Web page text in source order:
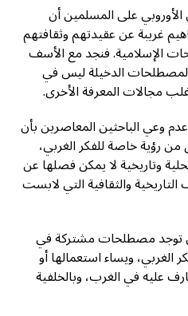
الأوروبي على المسلمين أن
غريبة عن عقيدتهم وثقافتهم
الإسلامية. فنجد مع الأسف
الدخيلة ليس في
مجالات المعرفة الأخرى.
وعي الباحثين المعاصرين بأن
رؤية خاصة للفكر الغربي،
وتاريخية لا يمكن فصلها عن
والثقافية التي لابست
توجد مصطلحات مشتركة في
الغربي، ويساء استعمالها أو
عليه في الغرب، وبالخلفية